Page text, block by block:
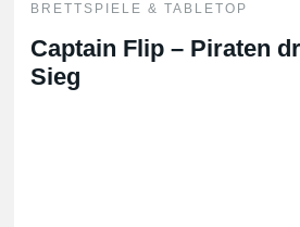
BRETTSPIELE & TABLETOP
Captain Flip – Piraten
Sieg